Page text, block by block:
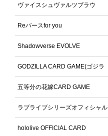
ヴァイスシュヴァルツブラウ
Reバースfor you
Shadowverse EVOLVE
GODZILLA CARD GAME(ゴジラ
カードゲーム)
五等分の花嫁CARD GAME
ラブライブシリーズオフィシャル
カードゲーム
hololive OFFICIAL CARD